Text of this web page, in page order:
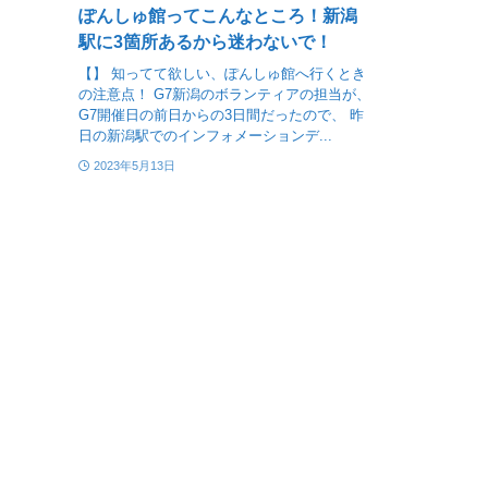
ぽんしゅ館ってこんなところ！新潟
駅に3箇所あるから迷わないで！
【】 知ってて欲しい、ぽんしゅ館へ行くとき
の注意点！ G7新潟のボランティアの担当が、
G7開催日の前日からの3日間だったので、 昨
日の新潟駅でのインフォメーションデ...
2023年5月13日